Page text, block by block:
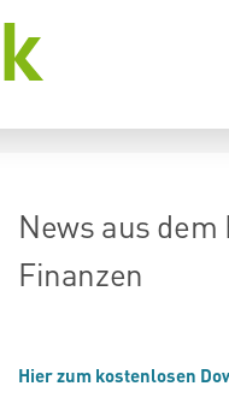
News aus
Finanzen
Hier zum kostenlosen